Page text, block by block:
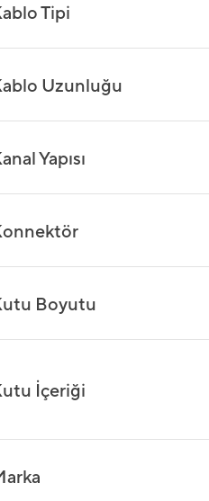
Tipi
Uzunluğu
Yapısı
Boyutu
İçeriği